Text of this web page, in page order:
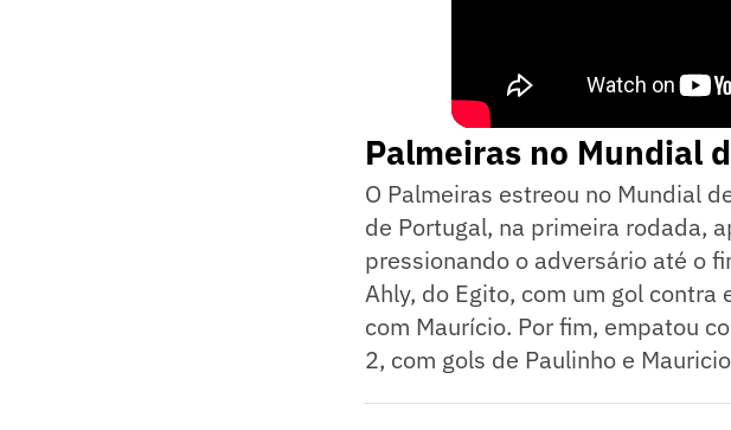
Palmeiras no Mundial
O Palmeiras estreou no Mundial
de Portugal, na primeira rodada,
pressionando o adversário até o
Ahly, do Egito, com um gol
com Maurício. Por fim, empatou
2, com gols de Paulinho e